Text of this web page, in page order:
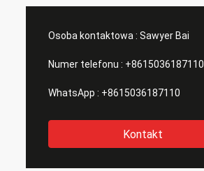
Osoba kontaktowa : Sawyer Bai
Numer telefonu : +8615036187110
WhatsApp : +8615036187110
Kontakt